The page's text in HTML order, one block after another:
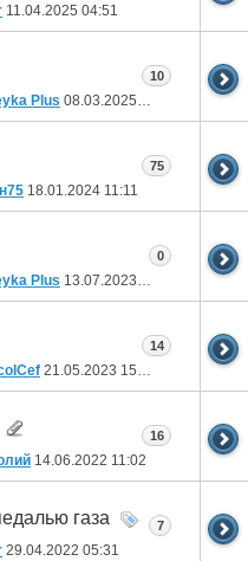
11.04.2025 04:51
Plus 08.03.2025
10
18.01.2024 11:11
75
Plus 13.07.2023
0
21.05.2023 15:09
14
14.06.2022 11:02
16
газа
29.04.2022 05:31
7